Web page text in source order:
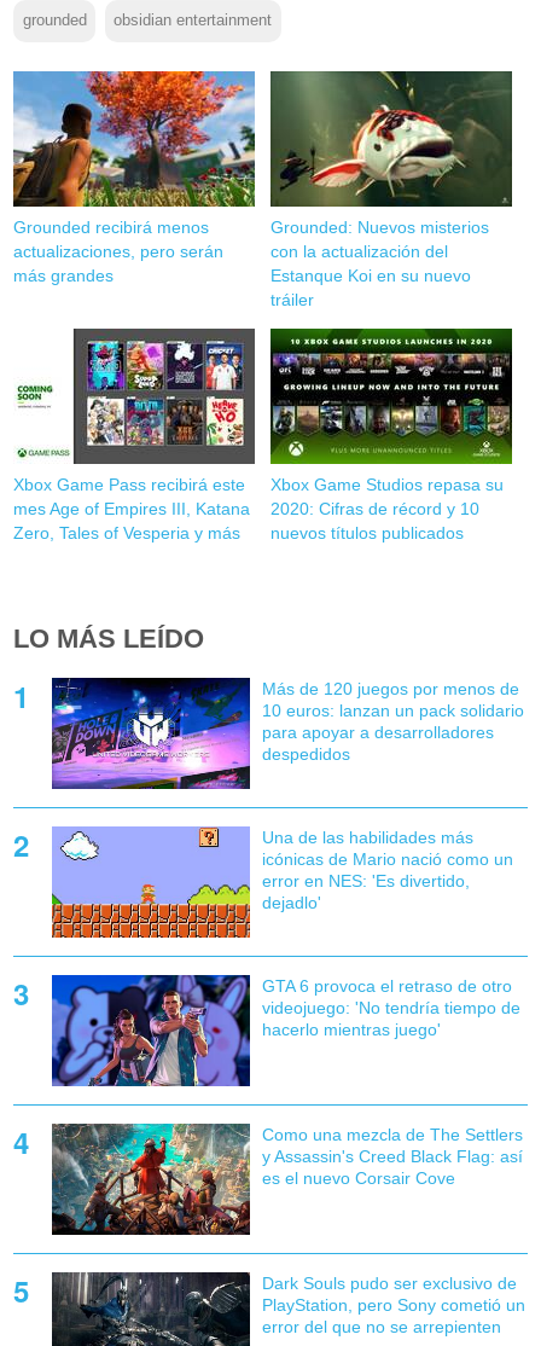
grounded obsidian entertainment
Grounded recibirá menos
actualizaciones, pero serán
más grandes
Grounded: Nuevos misterios
con la actualización del
Estanque Koi en su nuevo
tráiler
Xbox Game Pass recibirá este
mes Age of Empires III, Katana
Zero, Tales of Vesperia y más
Xbox Game Studios repasa su
2020: Cifras de récord y 10
nuevos títulos publicados
LO MÁS LEÍDO
Más de 120 juegos por menos de
10 euros: lanzan un pack solidario
para apoyar a desarrolladores
despedidos
Una de las habilidades más
icónicas de Mario nació como un
error en NES: 'Es divertido,
dejadlo'
GTA 6 provoca el retraso de otro
videojuego: 'No tendría tiempo de
hacerlo mientras juego'
Como una mezcla de The Settlers
y Assassin's Creed Black Flag: así
es el nuevo Corsair Cove
Dark Souls pudo ser exclusivo de
PlayStation, pero Sony cometió un
error del que no se arrepienten